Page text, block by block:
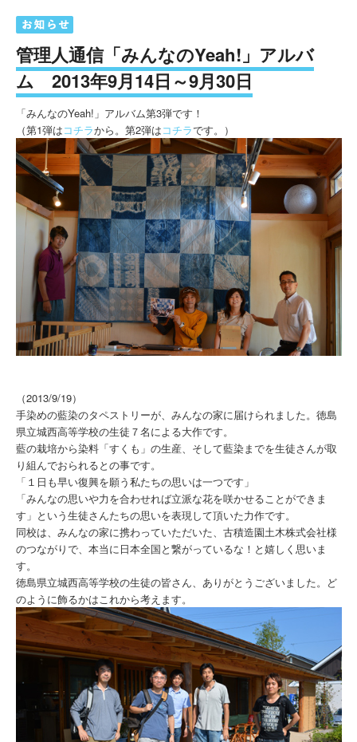
管理人通信「みんなのYeah!」アルバ
ム 2013年9月14日～9月30日
「みんなのYeah!」アルバム第3弾です！
（第1弾はコチラから。第2弾はコチラです。）
（2013/9/19）
手染めの藍染のタペストリーが、みんなの家に届けられました。徳島
県立城西高等学校の生徒７名による大作です。
藍の栽培から染料「すくも」の生産、そして藍染までを生徒さんが取
り組んでおられるとの事です。
「１日も早い復興を願う私たちの思いは一つです」
「みんなの思いや力を合わせれば立派な花を咲かせることができま
す」という生徒さんたちの思いを表現して頂いた力作です。
同校は、みんなの家に携わっていただいた、古積造園土木株式会社様
のつながりで、本当に日本全国と繋がっているな！と嬉しく思いま
す。
徳島県立城西高等学校の生徒の皆さん、ありがとうございました。ど
のように飾るかはこれから考えます。